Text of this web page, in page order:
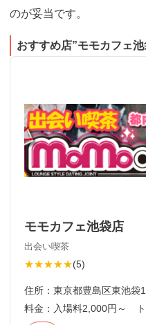
のが妥当です。
おすすめ店”モモカフェ池
モモカフェ池袋店
出会い喫茶
★★★★★(5)
住所： 東京都豊島区東池袋
料金： 入場料2,000円～